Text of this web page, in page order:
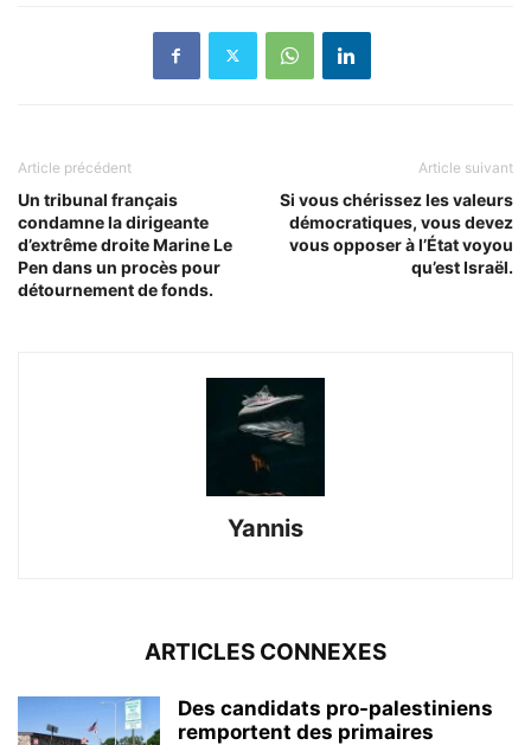
Article précédent
Un tribunal français
condamne la dirigeante
d’extrême droite Marine Le
Pen dans un procès pour
détournement de fonds.
Article suivant
Si vous chérissez les valeurs
démocratiques, vous devez
vous opposer à l’État voyou
qu’est Israël.
Yannis
ARTICLES CONNEXES
Des candidats pro-palestiniens
remportent des primaires